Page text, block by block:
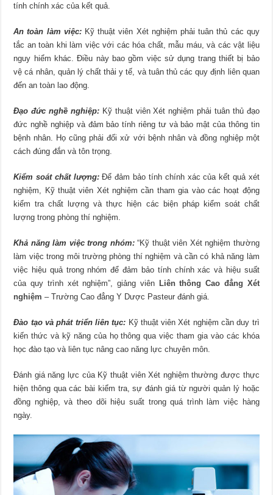
tính chính xác của kết quả.
An toàn làm việc:Kỹ thuật viên Xét nghiệm phải tuân thủ các quy
tắc an toàn khi làm việc với các hóa chất, mẫu máu, và các vật liệu
nguy hiểm khác. Điều này bao gồm việc sử dụng trang thiết bị bảo
vệ cá nhân, quản lý chất thải y tế, và tuân thủ các quy định liên quan
đến an toàn lao động.
Đạo đức nghề nghiệp: Kỹ thuật viên Xét nghiệm phải tuân thủ đạo
đức nghề nghiệp và đảm bảo tính riêng tư và bảo mật của thông tin
bệnh nhân. Họ cũng phải đối xử với bệnh nhân và đồng nghiệp một
cách đúng đắn và tôn trọng.
Kiểm soát chất lượng:Để đảm bảo tính chính xác của kết quả xét
nghiệm, Kỹ thuật viên Xét nghiệm cần tham gia vào các hoạt động
kiểm tra chất lượng và thực hiện các biện pháp kiểm soát chất
lượng trong phòng thí nghiệm.
Khả năng làm việc trong nhóm:“Kỹ thuật viên Xét nghiệm thường
làm việc trong môi trường phòng thí nghiệm và cần có khả năng làm
việc hiệu quả trong nhóm để đảm bảo tính chính xác và hiệu suất
của quy trình xét nghiệm”, giảng viên Liên thông Cao đẳng Xét
nghiệm – Trường Cao đẳng Y Dược Pasteur đánh giá.
Đào tạo và phát triển liên tục: Kỹ thuật viên Xét nghiệm cần duy trì
kiến thức và kỹ năng của họ thông qua việc tham gia vào các khóa
học đào tạo và liên tục nâng cao năng lực chuyên môn.
Đánh giá năng lực của Kỹ thuật viên Xét nghiệm thường được thực
hiện thông qua các bài kiểm tra, sự đánh giá từ người quản lý hoặc
đồng nghiệp, và theo dõi hiệu suất trong quá trình làm việc hàng
ngày.